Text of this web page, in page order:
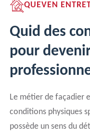
QUEVEN
Quid des
pour
Le métier de façadier
conditions physiques
possède un sens du